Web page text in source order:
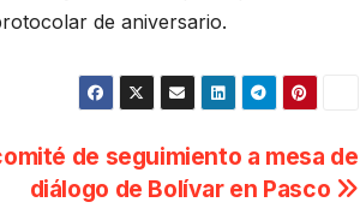
de aniversario.
de seguimiento a mesa de
diálogo de Bolívar en Pasco